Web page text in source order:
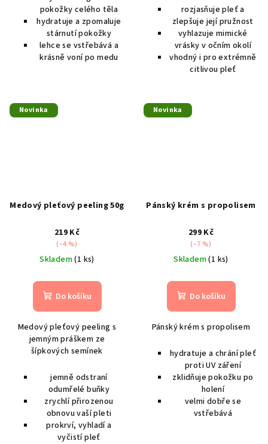
pokožky celého těla
hydratuje a zpomaluje
stárnutí pokožky
lehce se vstřebává a
krásně voní po medu
rozjasňuje pleť a
zlepšuje její pružnost
vyhlazuje mimické
vrásky v očním okolí
vhodný i pro extrémně
citlivou pleť
Novinka
Medový pleťový peeling 50g
219 Kč
(–4 %)
Skladem(1 ks)
Do košíku
Medový pleťový peeling s
jemným práškem ze
šípkových semínek
jemně odstraní
odumřelé buňky
zrychlí přirozenou
obnovu vaší pleti
prokrví, vyhladí a
vyčistí pleť
Novinka
Pánský krém s propolisem
299 Kč
(–7 %)
Skladem(1 ks)
Do košíku
Pánský krém s propolisem
hydratuje a chrání pleť
proti UV záření
zklidňuje pokožku po
holení
velmi dobře se
vstřebává